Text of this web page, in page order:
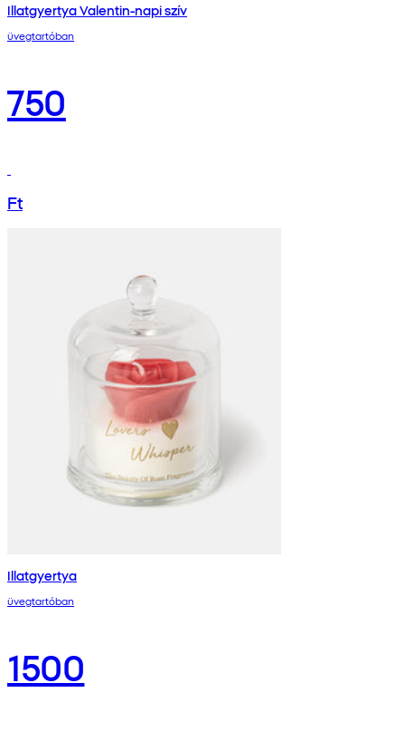
Illatgyertya Valentin-napi szív
üvegtartóban
750
Ft
Illatgyertya
üvegtartóban
1500